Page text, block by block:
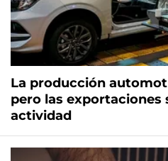
La producción
pero las exportaciones
actividad